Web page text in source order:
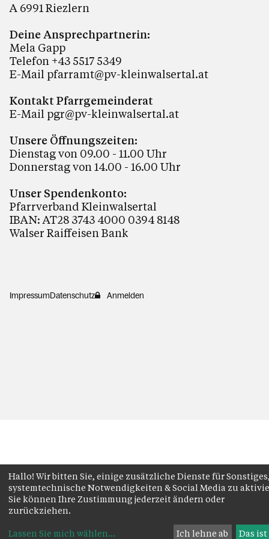
A 6991 Riezlern
Deine Ansprechpartnerin:
Mela Gapp
Telefon +43 5517 5349
E-Mail pfarramt@pv-kleinwalsertal.at
Kontakt Pfarrgemeinderat
E-Mail pgr@pv-kleinwalsertal.at
Unsere Öffnungszeiten:
Dienstag von 09.00 - 11.00 Uhr
Donnerstag von 14.00 - 16.00 Uhr
Unser Spendenkonto:
Pfarrverband Kleinwalsertal
IBAN: AT28 3743 4000 0394 8148
Walser Raiffeisen Bank
ImpressumDatenschutz Anmelden
Hallo! Wir bitten Sie, einige zusätzliche Dienste für
systemtechnische Notwendigkeiten & Social Media zu
Sie können Ihre Zustimmung jederzeit ändern oder
zurückziehen.
Lassen Sie mich wählen... Ich lehne ab Das